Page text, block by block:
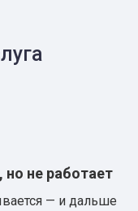
не работает
— и дальше